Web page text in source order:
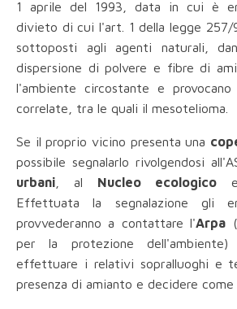
1 aprile del 1993, data in cui è
divieto di cui l'art. 1 della legge 257/
sottoposti agli agenti naturali,
dispersione di polvere e fibre di
l'ambiente circostante e
correlate, tra le quali il mesotelioma.
Se il proprio vicino presenta una
possibile segnalarlo rivolgendosi
urbani , al Nucleo ecologico
Effettuata la segnalazione gli
provvederanno a contattare l'Arpa
per la protezione
effettuare i relativi sopralluoghi e
presenza di amianto e decidere come